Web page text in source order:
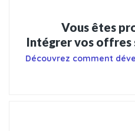
Vous êtes
Intégrer vos offres
Découvrez comment